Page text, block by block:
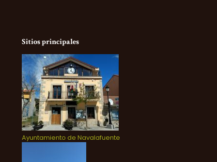
Sitios principales
Ayuntamiento de Navalafuente